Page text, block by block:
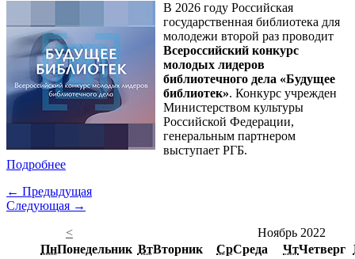
В 2026 году Российская
государственная библиотека для
молодежи второй раз проводит
Всероссийский конкурс
молодых лидеров
библиотечного дела «Будущее
библиотек». Конкурс учрежден
Министерством культуры
Российской Федерации,
генеральным партнером
выступает РГБ.
Подробнее
← Предыдущая
Следующая →
<
Ноябрь 2022
ПнПонедельник ВтВторник СрСреда ЧтЧетверг